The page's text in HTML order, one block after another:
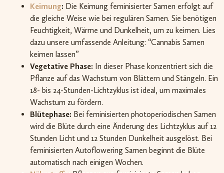
Keimung: Die Keimung feminisierter Samen erfolgt auf
die gleiche Weise wie bei regulären Samen. Sie benötigen
Feuchtigkeit, Wärme und Dunkelheit, um zu keimen. Lies
dazu unsere umfassende Anleitung: “Cannabis Samen
keimen lassen”
Vegetative Phase: In dieser Phase konzentriert sich die
Pflanze auf das Wachstum von Blättern und Stängeln. Ein
18- bis 24-Stunden-Lichtzyklus ist ideal, um maximales
Wachstum zu fördern.
Blütephase: Bei feminisierten photoperiodischen Samen
wird die Blüte durch eine Änderung des Lichtzyklus auf 12
Stunden Licht und 12 Stunden Dunkelheit ausgelöst. Bei
feminisierten Autoflowering Samen beginnt die Blüte
automatisch nach einigen Wochen.